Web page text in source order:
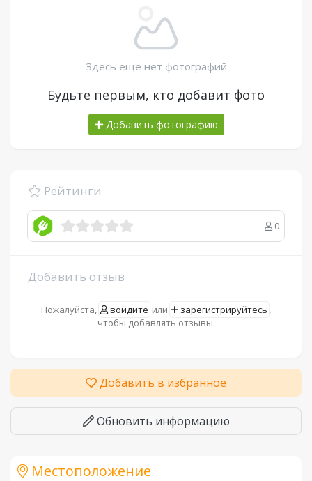
Здесь еще нет фотографий
Будьте первым, кто добавит фото
Добавить фотографию
Рейтинги
0
Добавить отзыв
Пожалуйста, войдите или зарегистрируйтесь ,
чтобы добавлять отзывы.
Добавить в избранное
Обновить информацию
Местоположение